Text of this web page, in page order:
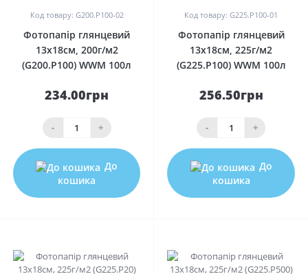
Код товару: G200.P100-02
Фотопапір глянцевий
13х18см, 200г/м2
(G200.P100) WWM 100л
234.00грн
- +
До
кошика
Код товару: G225.P100-01
Фотопапір глянцевий
13х18см, 225г/м2
(G225.P100) WWM 100л
256.50грн
- +
До
кошика